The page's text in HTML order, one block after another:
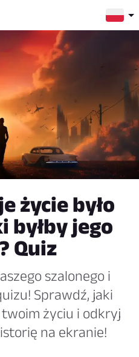
życie było
byłby jego
Quiz
szalonego i
Sprawdź, jaki
życiu i odkryj
na ekranie!